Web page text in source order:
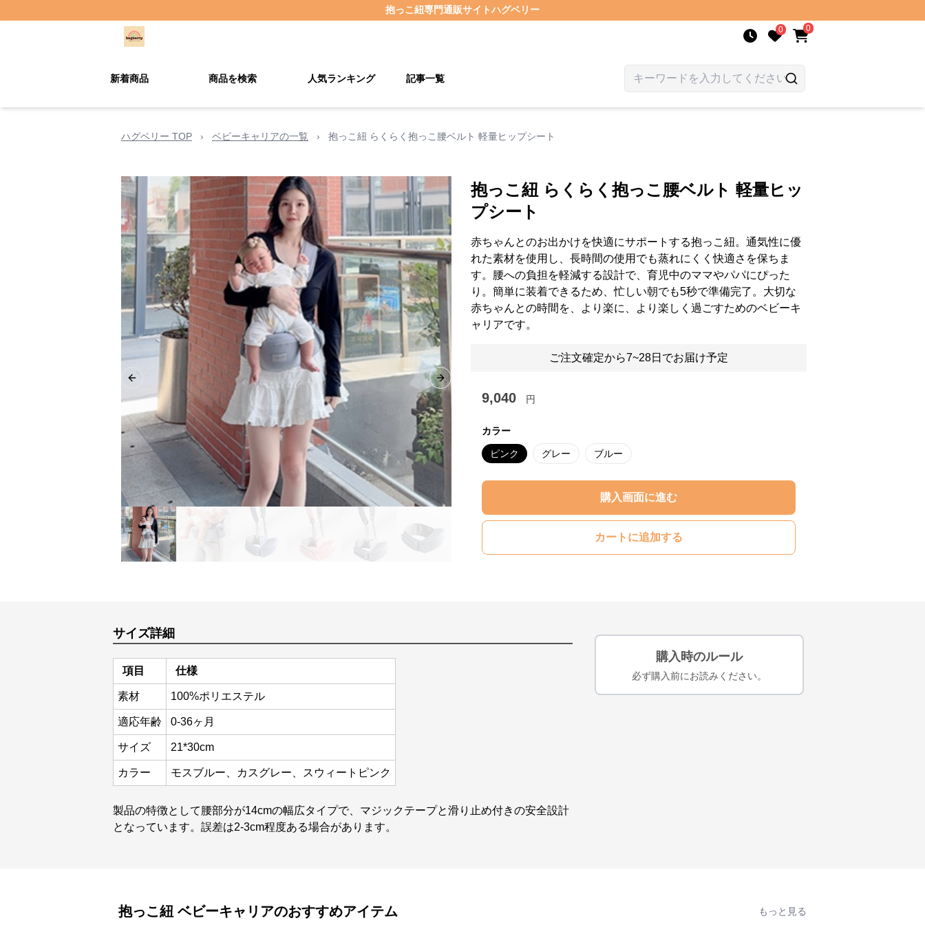
抱っこ紐専門通販サイトハグベリー
0 0
新着商品 商品を検索 人気ランキング 記事一覧
ハグベリー TOP › ベビーキャリアの一覧 › 抱っこ紐 らくらく抱っこ腰ベルト 軽量ヒップシート
Previous slide Next slide
抱っこ紐 らくらく抱っこ腰ベルト 軽量ヒッ
プシート
赤ちゃんとのお出かけを快適にサポートする抱っこ紐。通気性に優
れた素材を使用し、長時間の使用でも蒸れにくく快適さを保ちま
す。腰への負担を軽減する設計で、育児中のママやパパにぴった
り。簡単に装着できるため、忙しい朝でも5秒で準備完了。大切な
赤ちゃんとの時間を、より楽に、より楽しく過ごすためのベビーキ
ャリアです。
ご注文確定から7~28日でお届け予定
9,040 円
カラー
ピンク グレー ブルー
購入画面に進む
カートに追加する
サイズ詳細
項目 仕様
素材 100%ポリエステル
適応年齢 0-36ヶ月
サイズ 21*30cm
カラー モスブルー、カスグレー、スウィートピンク
製品の特徴として腰部分が14cmの幅広タイプで、マジックテープと滑り止め付きの安全設計
となっています。誤差は2-3cm程度ある場合があります。
購入時のルール
必ず購入前にお読みください。
抱っこ紐 ベビーキャリアのおすすめアイテム もっと見る